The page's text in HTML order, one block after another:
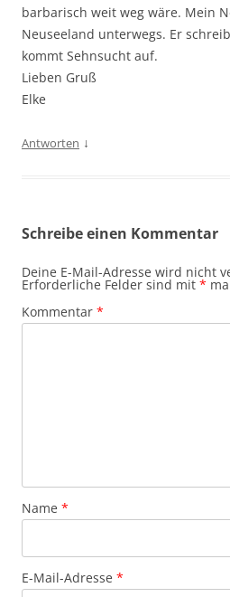
barbarisch weit weg wäre. Mein
Neuseeland unterwegs. Er
kommt Sehnsucht auf.
Lieben Gruß
Elke
Antworten ↓
Schreibe einen Kommentar
Deine E-Mail-Adresse wird nicht
Erforderliche Felder sind mit *
Kommentar *
Name *
E-Mail-Adresse *